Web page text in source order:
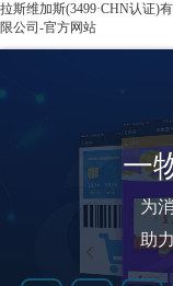
拉斯维加斯(3499·CHN认证)有
限公司-官方网站
首
数
一
为
助